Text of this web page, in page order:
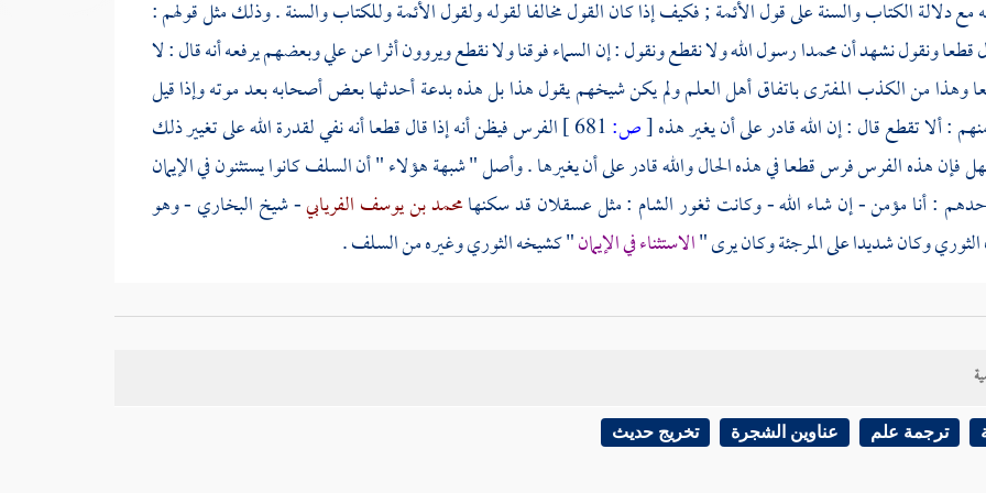
مع دلالة الكتاب والسنة على قول الأئمة ; فكيف إذا كان القول مخالفا لقوله ولقول الأئمة وللكتاب والسنة . وذلك مثل قولهم :
قطعا ونقول نشهد أنمحمدارسول الله ولا نقطع ونقول : إن السماء فوقنا ولا نقطع ويروون أثرا عنعليوبعضهم يرفعه أنه قال : لا
وهذا من الكذب المفترى باتفاق أهل العلم ولم يكن شيخهم يقول هذا بل هذه بدعة أحدثها بعض أصحابه بعد موته وإذا قيل
: ألا تقطع قال : إن الله قادر على أن يغير هذه[ص:
الفرس فيظن أنه إذا قال قطعا أنه نفي لقدرة الله على تغيير ذلك
فإن هذه الفرس فرس قطعا في هذه الحال والله قادر على أن يغيرها . وأصل " شبهة هؤلاء " أنالسلفكانوا يستثنون في الإيمان
: أنا مؤمن - إن شاء الله - وكانت ثغورالشام : مثلعسقلانقد سكنهامحمد بن يوسف الفريابي- شيخالبخاري- وهو
الثوريوكان شديدا علىالمرجئةوكان يرى "الاستثناء في الإيمان" كشيخهالثوريوغيره منالسلف.
في الاستثناء " ثلاثة أقوال " : منهم من يحرمه كطائفة منالحنفيةويقولون من يستثني فهو شكاك . ومنهم من يوجبه : كطائفة من
من أصحابمحمدصلى الله عليه وسلم كلهم يخاف النفاق على نفسه ومن اعتقد أن المؤمن المطلق هو الذي يستحق الجنة ; فاستثنىترجمة علم عناوين الشجرة تخريج حديث